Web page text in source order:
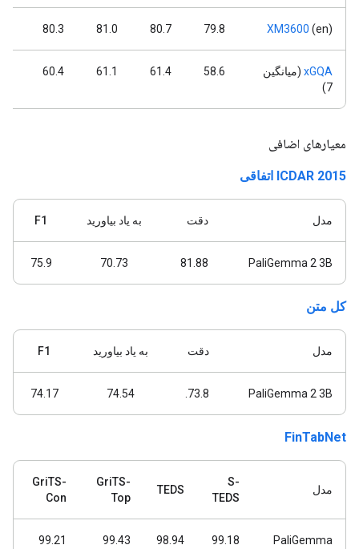
XM3600 (en)
79.8
80.7
81.0
80.3
xGQA (میانگین
7)
58.6
61.4
61.1
60.4
معیارهای اضافی
ICDAR 2015 اتفاقی
مدل دقت به یاد بیاورید F1
PaliGemma 2 3B
81.88
70.73
75.9
کل متن
مدل دقت به یاد بیاورید F1
PaliGemma 2 3B
73.8.
74.54
74.17
FinTabNet
مدل
S-
TEDS
TEDS
GriTS-
Top
GriTS-
Con
PaliGemma
99.18
98.94
99.43
99.21